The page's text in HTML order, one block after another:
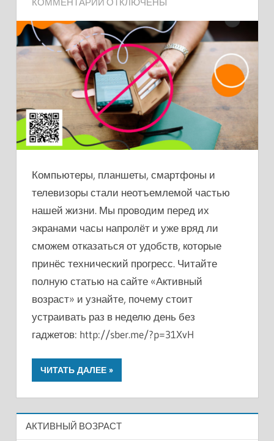
КОММЕНТАРИИ
ПЯТЬ
ПРИЧИН
ОТКАЗАТЬСЯ
ОТ
ГАДЖЕТОВ
НА
ОДИН
ДЕНЬ
НЕДЕЛЮ
ОТКЛЮЧЕНЫ
Компьютеры, планшеты, смартфоны и
телевизоры стали неотъемлемой частью
нашей жизни. Мы проводим перед их
экранами часы напролёт и уже вряд ли
сможем отказаться от удобств, которые
принёс технический прогресс. Читайте
полную статью на сайте «Активный
возраст» и узнайте, почему стоит
устраивать раз в неделю день без
гаджетов: http://sber.me/?p=31XvH
ЧИТАТЬ ДАЛЕЕ
АКТИВНЫЙ ВОЗРАСТ